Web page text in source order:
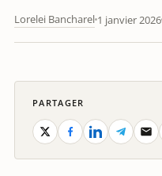
Lorelei Bancharel 1 janvier 2026
PARTAGER